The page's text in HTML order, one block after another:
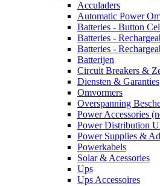
Acculaders
Automatic Power
Batteries - Button
Batteries -
Batteries -
Batterijen
Circuit Breakers &
Diensten & Garanties
Omvormers
Overspanning
Power Accessories
Power Distribution
Power Supplies &
Powerkabels
Solar & Acessories
Ups
Ups Accessoires